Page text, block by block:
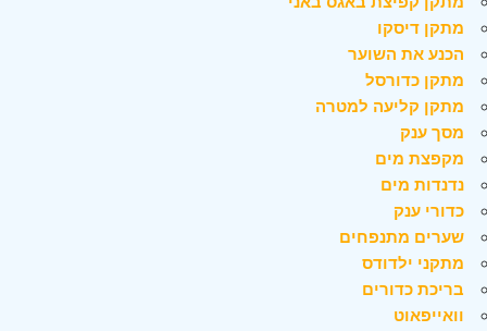
מתקן דיסקו
הכנע את השוער
מתקן כדורסל
מתקן קליעה למטרה
מסך ענק
מקפצת מים
נדנדות מים
כדורי ענק
שערים מתנפחים
מתקני ילדודס
בריכת כדורים
וואייפאוט